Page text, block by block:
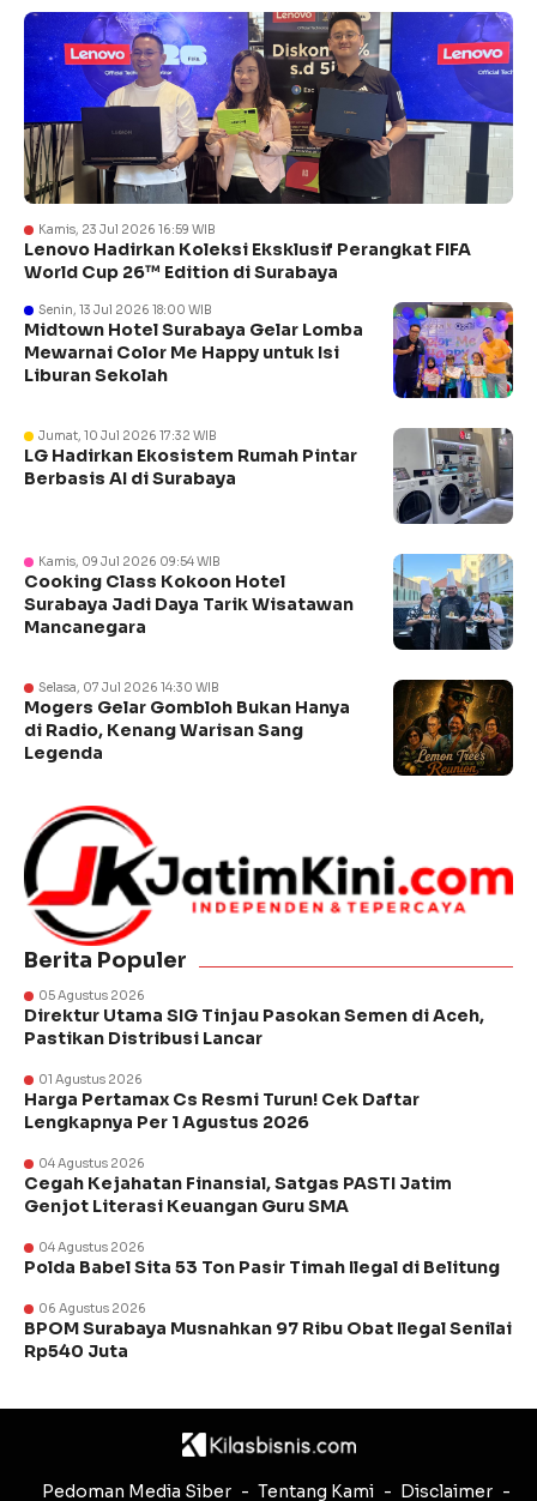
Kamis, 23 Jul 2026 16:59 WIB
Lenovo Hadirkan Koleksi Eksklusif Perangkat FIFA
World Cup 26™ Edition di Surabaya
Senin, 13 Jul 2026 18:00 WIB
Midtown Hotel Surabaya Gelar Lomba
Mewarnai Color Me Happy untuk Isi
Liburan Sekolah
Jumat, 10 Jul 2026 17:32 WIB
LG Hadirkan Ekosistem Rumah Pintar
Berbasis AI di Surabaya
Kamis, 09 Jul 2026 09:54 WIB
Cooking Class Kokoon Hotel
Surabaya Jadi Daya Tarik Wisatawan
Mancanegara
Selasa, 07 Jul 2026 14:30 WIB
Mogers Gelar Gombloh Bukan Hanya
di Radio, Kenang Warisan Sang
Legenda
Berita Populer
05 Agustus 2026
Direktur Utama SIG Tinjau Pasokan Semen di Aceh,
Pastikan Distribusi Lancar
01 Agustus 2026
Harga Pertamax Cs Resmi Turun! Cek Daftar
Lengkapnya Per 1 Agustus 2026
04 Agustus 2026
Cegah Kejahatan Finansial, Satgas PASTI Jatim
Genjot Literasi Keuangan Guru SMA
04 Agustus 2026
Polda Babel Sita 53 Ton Pasir Timah Ilegal di Belitung
06 Agustus 2026
BPOM Surabaya Musnahkan 97 Ribu Obat Ilegal Senilai
Rp540 Juta
Pedoman Media Siber Tentang Kami Disclaimer